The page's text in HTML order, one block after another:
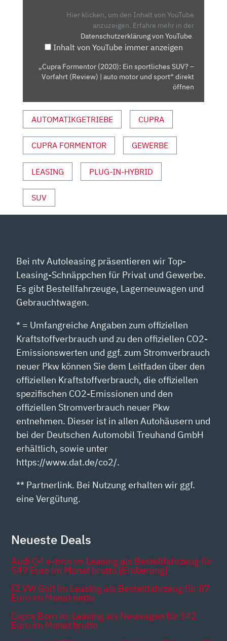
SPORTLICHES
VORFAHRT
(REVIEW)
UND
SPORT“
VON
YOUTUBE
Hier klicken, um den Inhalt von YouTube
anzuzeigen. Erfahre mehr in der
Datenschutzerklärung von YouTube.
Inhalt von YouTube immer anzeigen
„Cupra Formentor (2020): Ein sportliches SUV? –
Vorfahrt (Review) | auto motor und sport“ direkt
öffnen
AUTOMATIKGETRIEBE CUPRA
CUPRA FORMENTOR GEWERBE
LEASING PLUG-IN-HYBRID
SUV
Bei ntv Autoleasing präsentieren wir Top-
Leasing-Schnäppchen für Privat und Gewerbe.
Es gibt Bestellfahrzeuge, Lagerneuwagen und
Gebrauchtwagen.
* = Umfangreiche Angaben zum offiziellen
Kraftstoffverbrauch und zu den offiziellen CO2-
Emissionswerten und ggf. zum Stromverbrauch
neuer Pkw können Sie dem Leitfaden über den
offiziellen Kraftstoffverbrauch, die offiziellen
spezifischen CO2-Emissionen und den
offiziellen Stromverbrauch neuer Pkw
entnehmen. Dieser ist in allen Autohäusern und
bei der Deutschen Automobil Treuhand GmbH
erhältlich, sowie unter
https://www.dat.de/co2/.
** Partnerlink. Bei Nutzung erhalten wir ggf.
eine Vergütung.
Neueste Deals
Audi Q4 e-tron im Leasing als Bestellfahrzeug für
549 Euro im Monat brutto [Eroberung]
💥 VW Golf im Leasing als Bestellfahrzeug für 87
Euro im Monat netto
Cupra Born im Leasing als Neuwagen für 342
Euro im Monat brutto